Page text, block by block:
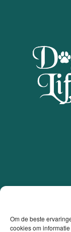
Om de beste
cookies om